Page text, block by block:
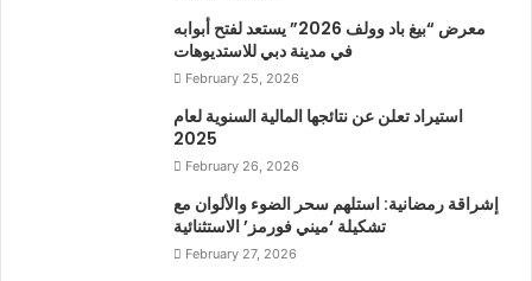
كوجهة ساحلية جديدة تجمع بين جودة الحياة وسهولة الوصول
معرض “بيغ باد وولف 2026” يستعد لفتح أبوابه
في مدينة دبي للاستديوهات
February 25, 2026
استيراد تعلن عن نتائجها المالية السنوية لعام
2025
February 26, 2026
إشراقة رمضانية: استلهم سحر الضوء والألوان مع
تشكيلة ‘ميني فورمز’ الاستثنائية
February 27, 2026